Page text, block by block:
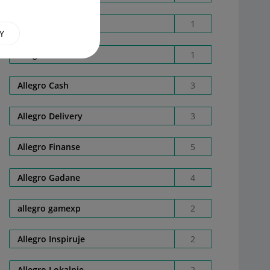
1
1
Allegro Cash 3
Allegro Delivery 3
Allegro Finanse 5
Allegro Gadane 4
allegro gamexp 2
Allegro Inspiruje 2